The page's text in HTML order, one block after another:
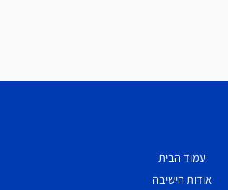
עמוד הבית
אודות הישיבה